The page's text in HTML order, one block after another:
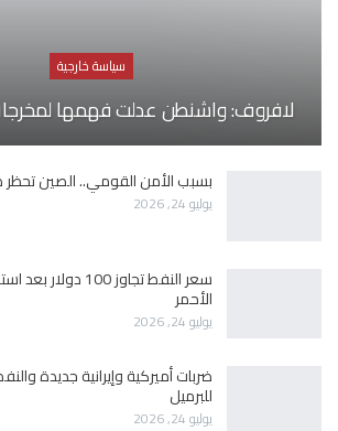
سياسة خارجية
لافروف: واشنطن عدلت فهمها
بسبب الأمن القومي.. الصين تحظر
يوليو 24, 2026
سعر النفط تجاوز
الأحمر
يوليو 24, 2026
ضربات أميركية وإيرانية جديدة
للبرميل
يوليو 24, 2026